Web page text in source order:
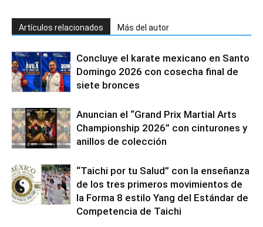
Artículos relacionados Más del autor
Concluye el karate mexicano en Santo
Domingo 2026 con cosecha final de
siete bronces
Anuncian el “Grand Prix Martial Arts
Championship 2026” con cinturones y
anillos de colección
“Taichi por tu Salud” con la enseñanza
de los tres primeros movimientos de
la Forma 8 estilo Yang del Estándar de
Competencia de Taichi